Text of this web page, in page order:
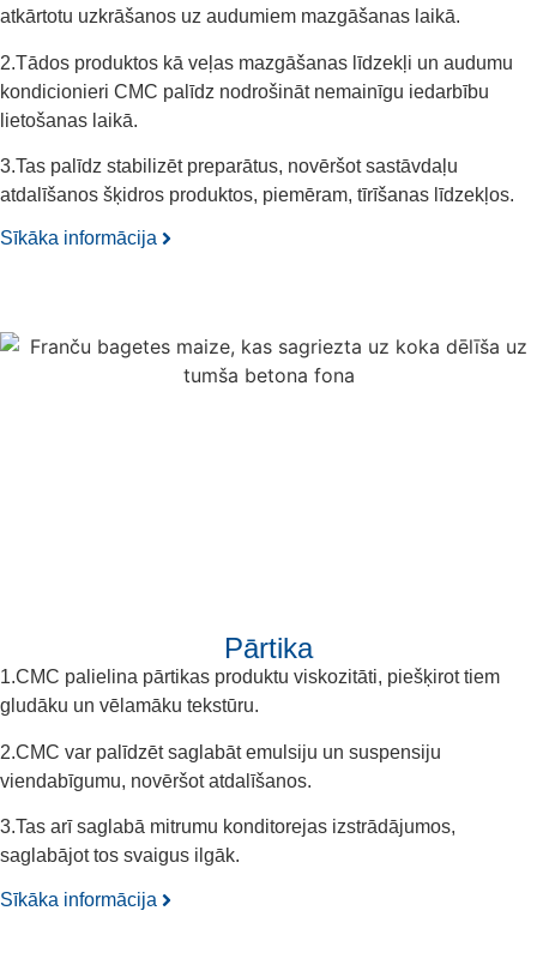
atkārtotu uzkrāšanos uz audumiem mazgāšanas laikā.
2.Tādos produktos kā veļas mazgāšanas līdzekļi un audumu
kondicionieri CMC palīdz nodrošināt nemainīgu iedarbību
lietošanas laikā.
3.Tas palīdz stabilizēt preparātus, novēršot sastāvdaļu
atdalīšanos šķidros produktos, piemēram, tīrīšanas līdzekļos.
Sīkāka informācija
Pārtika
1.CMC palielina pārtikas produktu viskozitāti, piešķirot tiem
gludāku un vēlamāku tekstūru.
2.CMC var palīdzēt saglabāt emulsiju un suspensiju
viendabīgumu, novēršot atdalīšanos.
3.Tas arī saglabā mitrumu konditorejas izstrādājumos,
saglabājot tos svaigus ilgāk.
Sīkāka informācija